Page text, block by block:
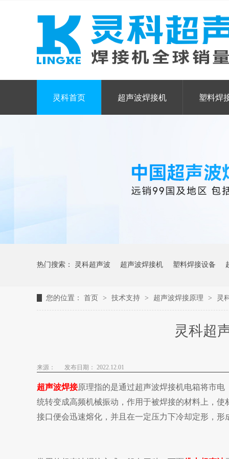
灵科首页 超声波焊接机 塑料焊
热门搜索： 灵科超声波 超声波焊接机 塑料焊接设备
您的位置： 首页 > 技术支持 > 超声波焊接原理 > 灵
灵科超
来源： 发布日期： 2022.12.01
超声波焊接原理指的是通过超声波焊接机电箱将市电
统转变成高频机械振动，作用于被焊接的材料上，
接口便会迅速熔化，并且在一定压力下冷却定形，形